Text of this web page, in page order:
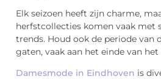
Elk seizoen heeft zijn charme,
herfstcollecties komen vaak met
trends. Houd ook de periode van
gaten, vaak aan het einde van het
Damesmode in Eindhoven is